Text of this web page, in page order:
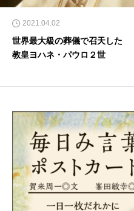
2021.04.02
世界最大級の葬儀で召天した
教皇ヨハネ・パウロ２世